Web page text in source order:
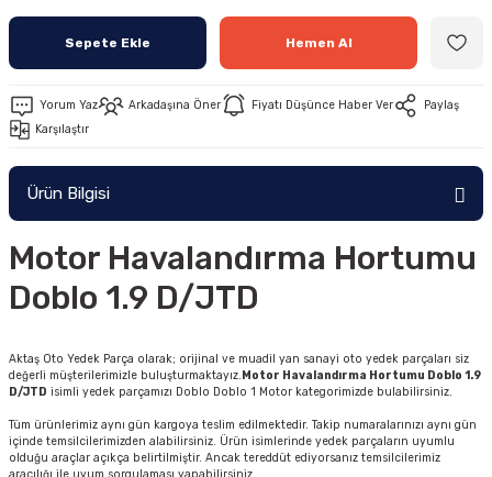
Sepete Ekle Hemen Al
Yorum Yaz Arkadaşına Öner Fiyatı Düşünce Haber Ver
Paylaş
Karşılaştır
Ürün Bilgisi
Motor Havalandırma Hortumu
Doblo 1.9 D/JTD
Aktaş Oto Yedek Parça olarak; orijinal ve muadil yan sanayi oto yedek parçaları siz
değerli müşterilerimizle buluşturmaktayız.Motor Havalandırma Hortumu Doblo 1.9
D/JTD isimli yedek parçamızı Doblo Doblo 1 Motor kategorimizde bulabilirsiniz.
Tüm ürünlerimiz aynı gün kargoya teslim edilmektedir. Takip numaralarınızı aynı gün
içinde temsilcilerimizden alabilirsiniz. Ürün isimlerinde yedek parçaların uyumlu
olduğu araçlar açıkça belirtilmiştir. Ancak tereddüt ediyorsanız temsilcilerimiz